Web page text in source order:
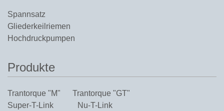
Spannsatz
Gliederkeilriemen
Hochdruckpumpen
Produkte
Trantorque "M"
Trantorque "GT"
Super-T-Link
Nu-T-Link